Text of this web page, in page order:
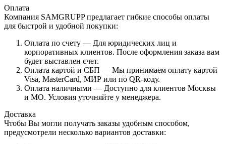
Оплата
Компания SAMGRUPP предлагает гибкие способы оплаты
для быстрой и удобной покупки:
Оплата по счету — Для юридических лиц и
корпоративных клиентов. После оформления заказа вам
будет выставлен счет.
Оплата картой и СБП — Мы принимаем оплату картой
Visa, MasterCard, МИР или по QR-коду.
Оплата наличными — Доступно для клиентов Москвы
и МО. Условия уточняйте у менеджера.
Доставка
Чтобы Вы могли получать заказы удобным способом,
предусмотрели несколько вариантов доставки: